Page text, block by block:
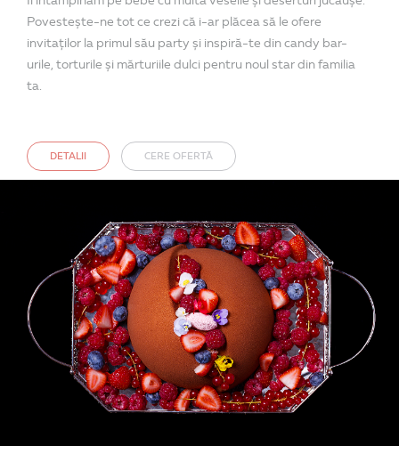
Povestește-ne tot ce crezi că i-ar plăcea să le ofere
invitaților la primul său party și inspiră-te din candy bar-
urile, torturile și mărturiile dulci pentru noul star din familia
ta.
DETALII CERE OFERTĂ